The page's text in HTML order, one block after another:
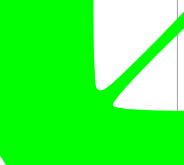
GRÅ TRYK